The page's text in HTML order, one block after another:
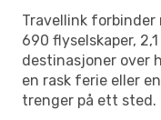
Travellink forbinder
690 flyselskaper,
destinasjoner over
en rask ferie eller
trenger på ett sted.